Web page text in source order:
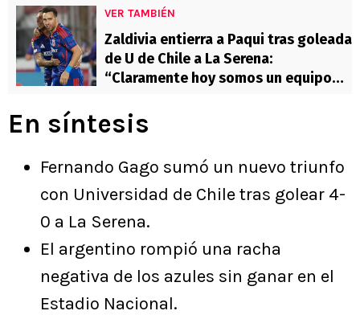
VER TAMBIÉN
Zaldivia entierra a Paqui tras goleada
de U de Chile a La Serena:
“Claramente hoy somos un equipo
En síntesis
Fernando Gago sumó un nuevo triunfo
con Universidad de Chile tras golear 4-
0 a La Serena.
El argentino rompió una racha
negativa de los azules sin ganar en el
Estadio Nacional.